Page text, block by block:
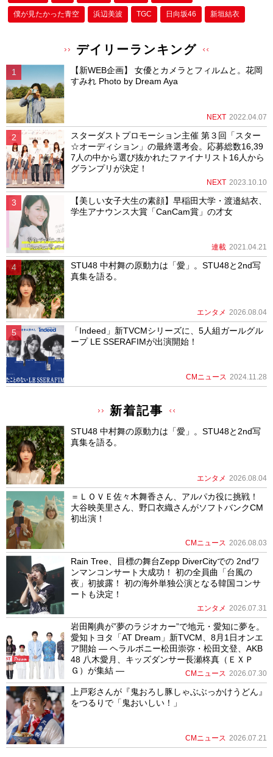
僕が⾒たかった⻘空 浜辺美波 TGC 日向坂46 新垣結衣
デイリーランキング
【新WEB企画】 女優とカメラとフィルムと。花岡
すみれ Photo by Dream Aya
NEXT 2022.04.07
スターダストプロモーション主催 第３回「スター
☆オーディション」の最終選考会。応募総数16,39
7人の中から選び抜かれたファイナリスト16人から
グランプリが決定！
NEXT 2023.10.10
【美しい女子大生の素顔】早稲田大学・渡邉結衣、
学生アナウンス大賞「CanCam賞」の才女
連載 2021.04.21
STU48 中村舞の原動力は「愛」。STU48と2nd写
真集を語る。
エンタメ 2026.08.04
「Indeed」新TVCMシリーズに、5人組ガールグル
ープ LE SSERAFIMが出演開始！
CMニュース 2024.11.28
新着記事
STU48 中村舞の原動力は「愛」。STU48と2nd写
真集を語る。
エンタメ 2026.08.04
＝ＬＯＶＥ佐々木舞香さん、アルパカ役に挑戦！
大谷映美里さん、野口衣織さんがソフトバンクCM
初出演！
CMニュース 2026.08.03
Rain Tree、目標の舞台Zepp DiverCityでの 2ndワ
ンマンコンサート大成功！ 初の全員曲「台風の
夜」初披露！ 初の海外単独公演となる韓国コンサ
ートも決定！
エンタメ 2026.07.31
岩田剛典が”夢のラジオカー”で地元・愛知に夢を。
愛知トヨタ「AT Dream」新TVCM、8月1日オンエ
ア開始 ― ヘラルボニー松田崇弥・松田文登、AKB
48 八木愛月、キッズダンサー長瀬柊真（ＥＸＰ
Ｇ）が集結 ―
CMニュース 2026.07.30
上戸彩さんが『鬼おろし豚しゃぶぶっかけうどん』
をつるりで「鬼おいしい！」
CMニュース 2026.07.21